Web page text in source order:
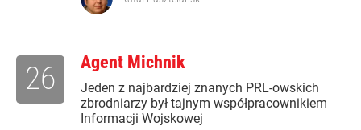
Agent Michnik
Jeden z najbardziej znanych PRL-owskich
zbrodniarzy był tajnym współpracownikiem
Informacji Wojskowej
26